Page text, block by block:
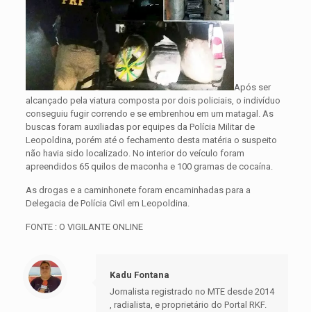
Após ser
alcançado pela viatura composta por dois policiais, o indivíduo
conseguiu fugir correndo e se embrenhou em um matagal. As
buscas foram auxiliadas por equipes da Polícia Militar de
Leopoldina, porém até o fechamento desta matéria o suspeito
não havia sido localizado. No interior do veículo foram
apreendidos 65 quilos de maconha e 100 gramas de cocaína.
As drogas e a caminhonete foram encaminhadas para a
Delegacia de Polícia Civil em Leopoldina.
FONTE : O VIGILANTE ONLINE
Kadu Fontana
Jornalista registrado no MTE desde 2014
, radialista, e proprietário do Portal RKF.